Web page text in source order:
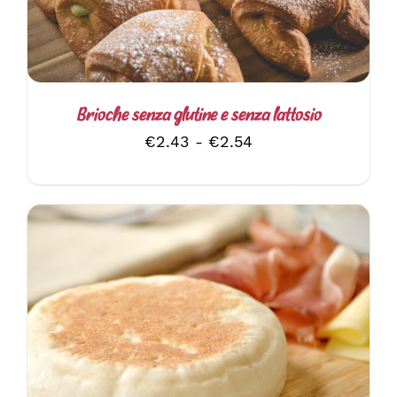
VARIANTI.
LE
OPZIONI
POSSONO
SCELTE
NELLA
PAGINA
Brioche senza glutine e senza lattosio
€2.43 - €2.54Fascia
da
€2.43
a
€2.54
AGGIUNGI AL CARRELLO / DETTAGLI